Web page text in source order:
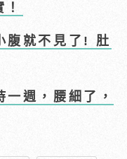
腹就不見了! 肚
週，腰細了，